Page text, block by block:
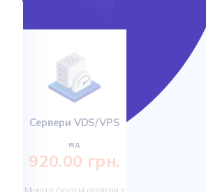
Сервери VDS/VPS
від
920.00 грн.